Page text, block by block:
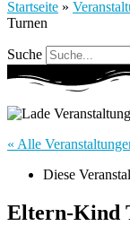
Startseite »
Turnen
Suche
« Alle
Diese
Eltern-Kind